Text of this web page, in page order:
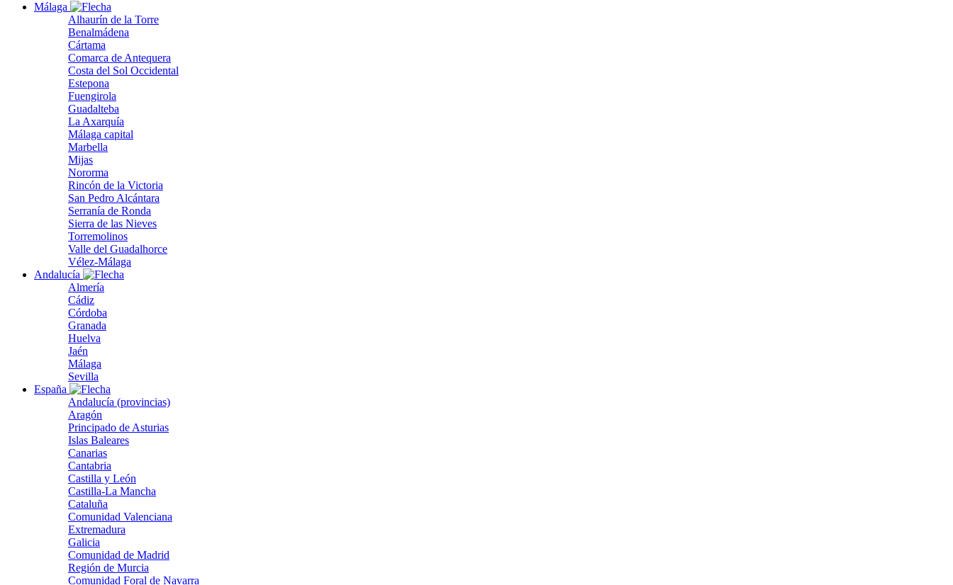
Málaga
Alhaurín de la Torre
Benalmádena
Cártama
Comarca de Antequera
Costa del Sol Occidental
Estepona
Fuengirola
Guadalteba
La Axarquía
Málaga capital
Marbella
Mijas
Nororma
Rincón de la Victoria
San Pedro Alcántara
Serranía de Ronda
Sierra de las Nieves
Torremolinos
Valle del Guadalhorce
Vélez-Málaga
Andalucía
Almería
Cádiz
Córdoba
Granada
Huelva
Jaén
Málaga
Sevilla
España
Andalucía (provincias)
Aragón
Principado de Asturias
Islas Baleares
Canarias
Cantabria
Castilla y León
Castilla-La Mancha
Cataluña
Comunidad Valenciana
Extremadura
Galicia
Comunidad de Madrid
Región de Murcia
Comunidad Foral de Navarra